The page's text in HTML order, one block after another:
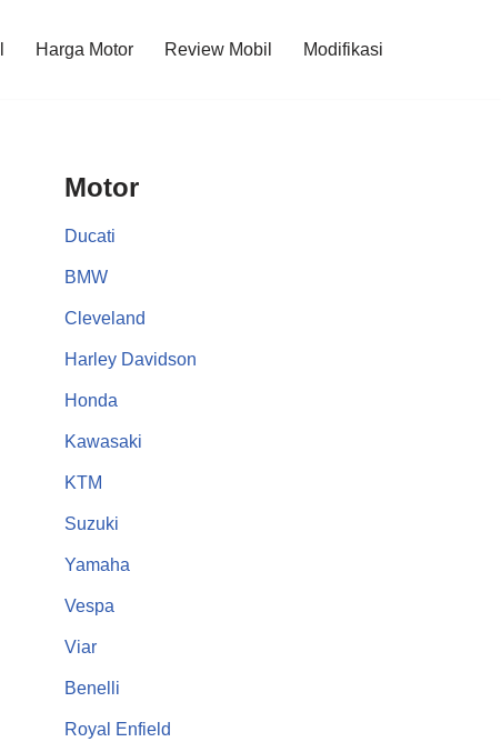
Harga Motor Review Mobil Modifikasi
Motor
Ducati
BMW
Cleveland
Harley Davidson
Honda
Kawasaki
KTM
Suzuki
Yamaha
Vespa
Viar
Benelli
Royal Enfield